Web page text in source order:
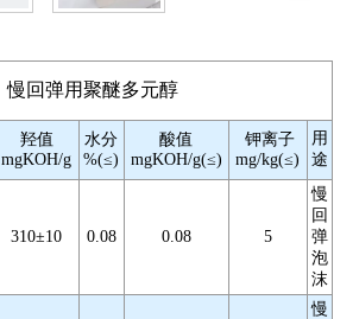
慢回弹用聚醚多元醇
羟值
mgKOH/g
水分
%(≤)
酸值
mgKOH/g(≤)
钾离子
mg/kg(≤)
用
途
310±10 0.08 0.08 5
慢
回
弹
泡
沫
慢